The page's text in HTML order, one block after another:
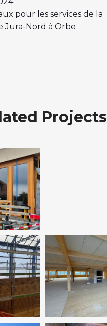
pour les services de la
Jura-Nord à Orbe
Projects